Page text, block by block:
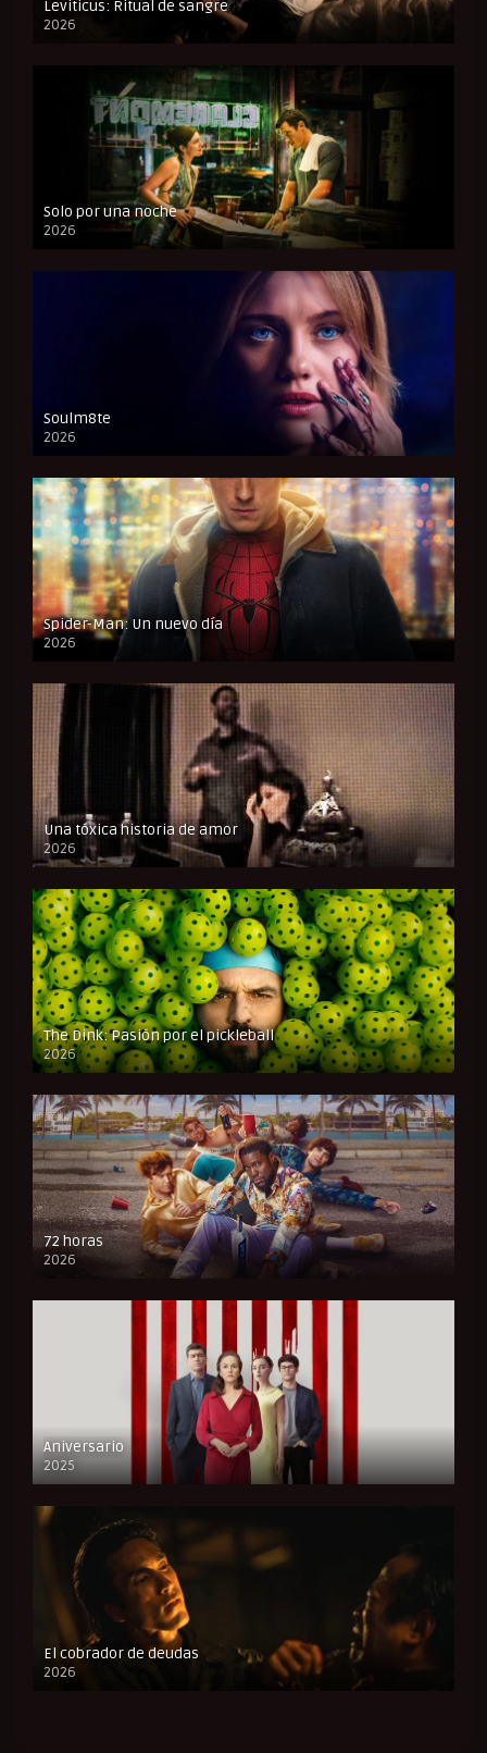
Leviticus: Ritual de sangre
2026
FULL HD
Solo por una noche
2026
CAM
Soulm8te
2026
FULL HD
Spider-Man: Un nuevo día
2026
CAM
Una tóxica historia de amor
2026
FULL HD
The Dink: Pasión por el pickleball
2026
FULL HD
72 horas
2026
FULL HD
Aniversario
2025
FULL HD
El cobrador de deudas
2026
FULL HD